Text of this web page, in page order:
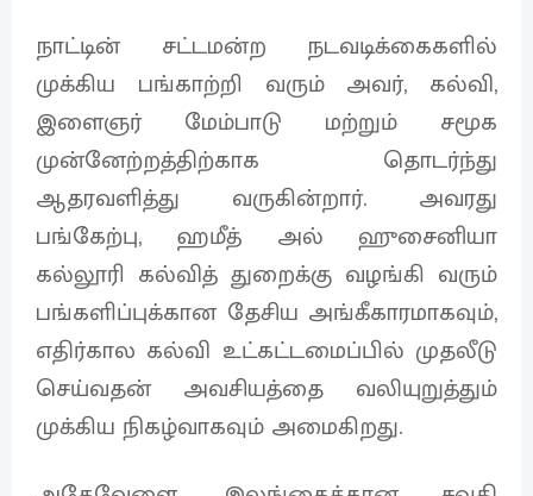
நாட்டின் சட்டமன்ற நடவடிக்கைகளில்
முக்கிய பங்காற்றி வரும் அவர், கல்வி,
இளைஞர் மேம்பாடு மற்றும் சமூக
முன்னேற்றத்திற்காக தொடர்ந்து
ஆதரவளித்து வருகின்றார். அவரது
பங்கேற்பு, ஹமீத் அல் ஹுசைனியா
கல்லூரி கல்வித் துறைக்கு வழங்கி வரும்
பங்களிப்புக்கான தேசிய அங்கீகாரமாகவும்,
எதிர்கால கல்வி உட்கட்டமைப்பில் முதலீடு
செய்வதன் அவசியத்தை வலியுறுத்தும்
முக்கிய நிகழ்வாகவும் அமைகிறது.